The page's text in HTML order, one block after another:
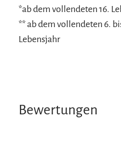
*ab dem vollendeten 16.
** ab dem vollendeten 6.
Lebensjahr
Bewertungen